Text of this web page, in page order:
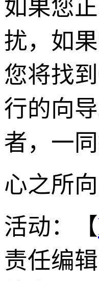
如果您
扰，如
您将找
行的向
者，一
心之所
活动：【
责任编